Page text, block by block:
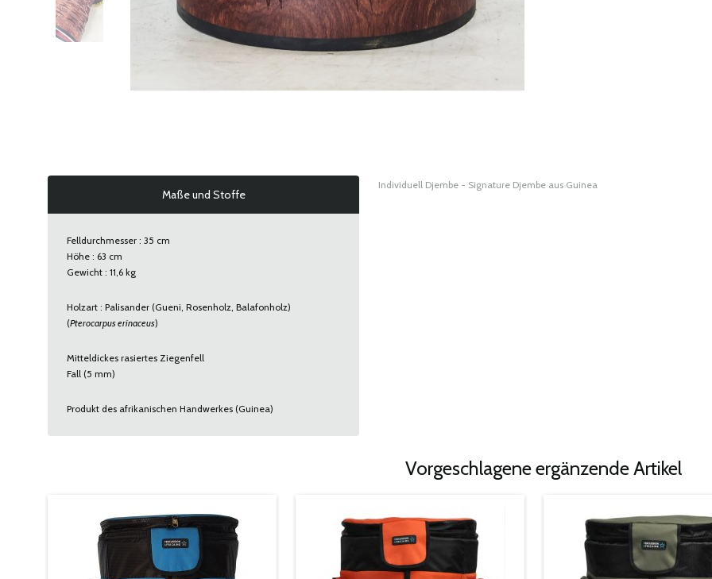
Maße und Stoffe
Felldurchmesser : 35 cm
Höhe : 63 cm
Gewicht : 11,6 kg
Holzart : Palisander (Gueni, Rosenholz, Balafonholz)
(Pterocarpus erinaceus)
Mitteldickes rasiertes Ziegenfell
Fall (5 mm)
Produkt des afrikanischen Handwerkes (Guinea)
Individuell Djembe - Signature Djembe aus Guinea
Vorgeschlagene ergänzende Artikel